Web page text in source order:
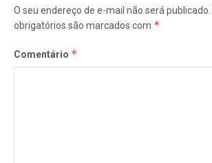
O seu endereço de e-mail não será publicado.
obrigatórios são marcados com *
Comentário *